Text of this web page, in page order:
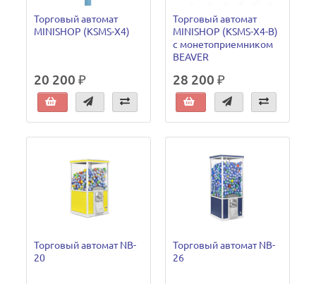
Торговый автомат
MINISHOP (KSMS-X4)
20 200 ₽
Торговый автомат
MINISHOP (KSMS-X4-B)
с монетоприемником
BEAVER
28 200 ₽
Торговый автомат NB-
20
Торговый автомат NB-
26